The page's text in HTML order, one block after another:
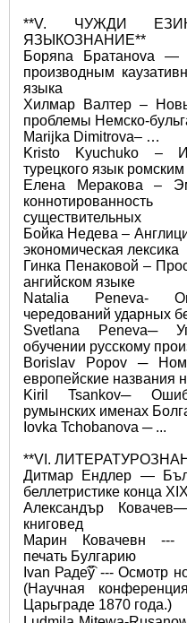
**V. ЧУЖДИ
ЯЗЫКОЗНАНИЕ**
Боряna Брaтанova ―
производным
языка
Хилмар Валтер ‒
проблемы Немско-
Marijka Dimitrova‒ …
Kristo Kyuchuko ‒
турецкого язык
Елена Меракова ‒
существительных
Бойка Недева ‒
экономическая лексика
Гинка Пенаковой ‒
ангийском языке
Natalia Peneva‐
чередований ударных
Svetlana Peneva─
обучении русскому
Borislav Popov ─
европейские названия
Kiril Tsankov─
румынских именах
Iovka Tchobanova ─ ...
**VI.
Дитмар Ендлер ―
беллетристике конца
Александър
книговед
Марин Ковачевн ---
печать Булгарию
Іvan Раде͡ў --- Осмотр
(Научная
Царьграде 1870 года.)